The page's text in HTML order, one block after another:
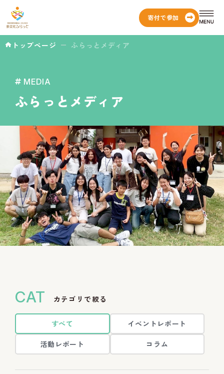
寄付で参加
トップページ ふらっとメディア
MEDIA
ふらっとメディア
CAT カテゴリで絞る
すべて イベントレポート
活動レポート コラム